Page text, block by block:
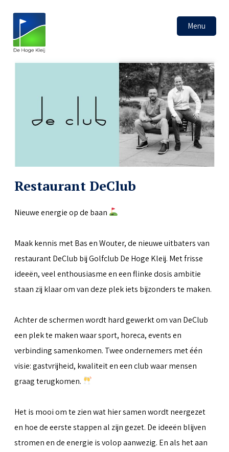
Menu
Restaurant DeClub
Nieuwe energie op de baan
Maak kennis met Bas en Wouter, de nieuwe uitbaters van
restaurant DeClub bij Golfclub De Hoge Kleij. Met frisse
ideeën, veel enthousiasme en een flinke dosis ambitie
staan zij klaar om van deze plek iets bijzonders te maken.
Achter de schermen wordt hard gewerkt om van DeClub
een plek te maken waar sport, horeca, events en
verbinding samenkomen. Twee ondernemers met één
visie: gastvrijheid, kwaliteit en een club waar mensen
graag terugkomen.
Het is mooi om te zien wat hier samen wordt neergezet
en hoe de eerste stappen al zijn gezet. De ideeën blijven
stromen en de energie is volop aanwezig. En als het aan